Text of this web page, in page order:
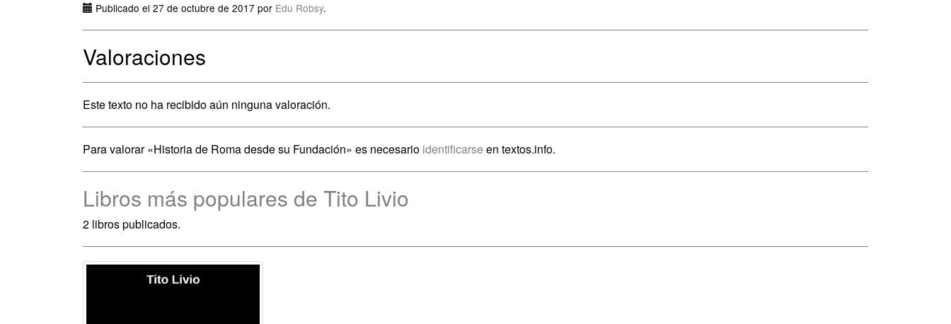
Publicado el 27 de octubre de 2017 por Edu Robsy.
Valoraciones
Este texto no ha recibido aún ninguna valoración.
Para valorar «Historia de Roma desde su Fundación» es necesario identificarse en textos.info.
Libros más populares de Tito Livio
2 libros publicados.